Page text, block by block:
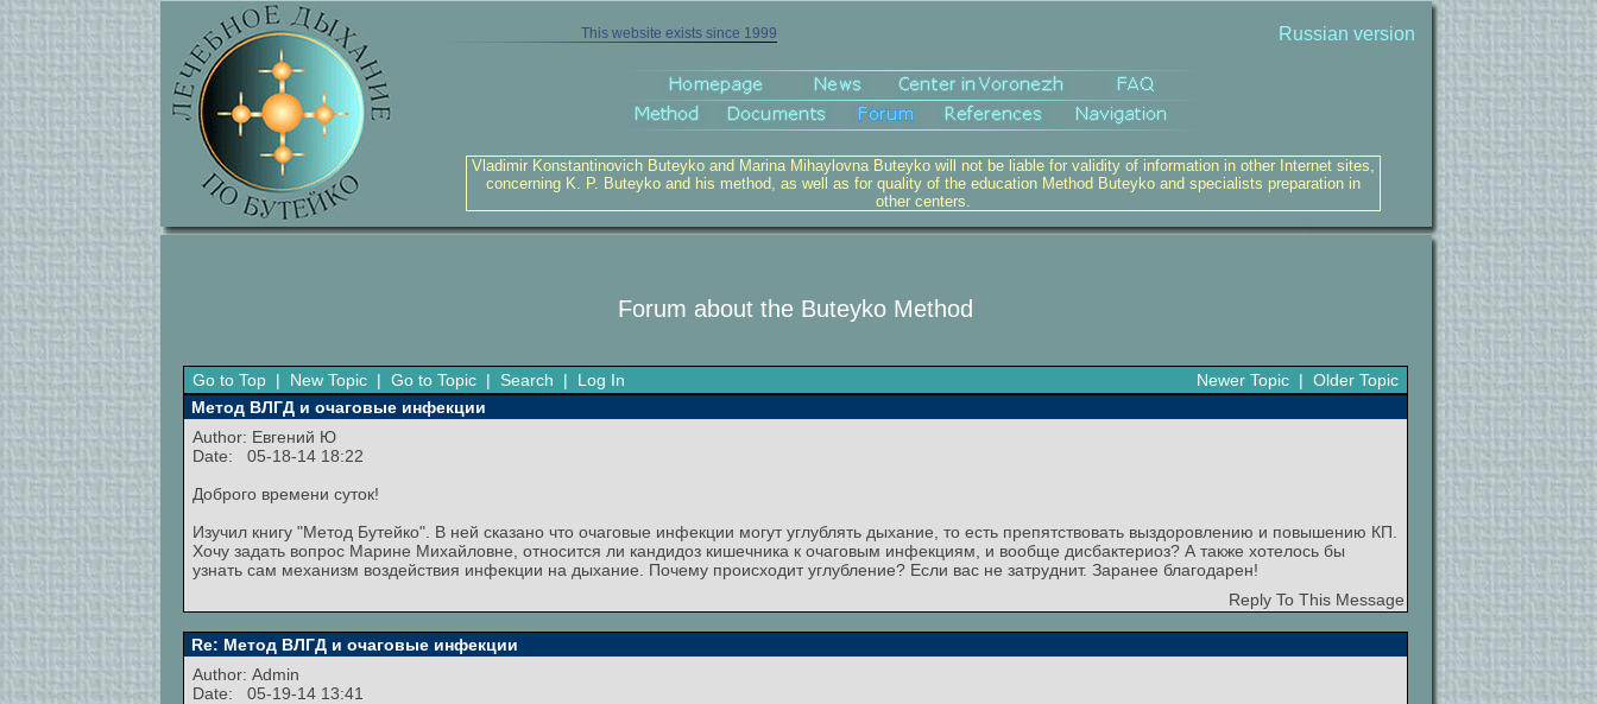
This website exists since 1999 Russian version
Vladimir Konstantinovich Buteyko and Marina Mihaylovna Buteyko will not be liable for validity of information in other Internet sites,
concerning K. P. Buteyko and his method, as well as for quality of the education Method Buteyko and specialists preparation in
other centers.
Forum about the Buteyko Method
Go to Top | New Topic | Go to Topic | Search | Log In Newer Topic | Older Topic
Метод ВЛГД и очаговые инфекции
Author: Евгений Ю
Date: 05-18-14 18:22
Доброго времени суток!
Изучил книгу "Метод Бутейко". В ней сказано что очаговые инфекции могут углублять дыхание, то есть препятствовать выздоровлению и повышению КП.
Хочу задать вопрос Марине Михайловне, относится ли кандидоз кишечника к очаговым инфекциям, и вообще дисбактериоз? А также хотелось бы
узнать сам механизм воздействия инфекции на дыхание. Почему происходит углубление? Если вас не затруднит. Заранее благодарен!
Reply To This Message
Re: Метод ВЛГД и очаговые инфекции
Author: Admin
Date: 05-19-14 13:41